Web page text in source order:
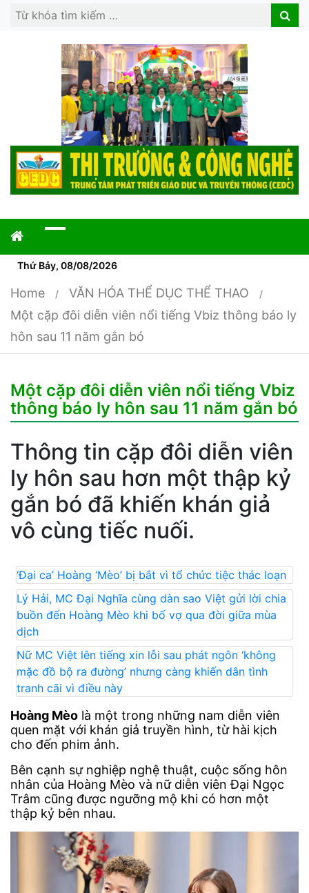
Search
Search
Thứ Bảy, 08/08/2026
Home
VĂN HÓA THỂ DỤC THỂ THAO
Một cặp đôi diễn viên nổi tiếng Vbiz thông báo ly
hôn sau 11 năm gắn bó
Một cặp đôi diễn viên nổi tiếng Vbiz
thông báo ly hôn sau 11 năm gắn bó
Thông tin cặp đôi diễn viên
ly hôn sau hơn một thập kỷ
gắn bó đã khiến khán giả
vô cùng tiếc nuối.
‘Đại ca’ Hoàng ‘Mèo’ bị bắt vì tổ chức tiệc thác loạn
Lý Hải, MC Đại Nghĩa cùng dàn sao Việt gửi lời chia
buồn đến Hoàng Mèo khi bố vợ qua đời giữa mùa
dịch
Nữ MC Việt lên tiếng xin lỗi sau phát ngôn ‘không
mặc đồ bộ ra đường’ nhưng càng khiến dân tình
tranh cãi vì điều này
Hoàng Mèo là một trong những nam diễn viên
quen mặt với khán giả truyền hình, từ hài kịch
cho đến phim ảnh.
Bên cạnh sự nghiệp nghệ thuật, cuộc sống hôn
nhân của Hoàng Mèo và nữ diễn viên Đại Ngọc
Trâm cũng được ngưỡng mộ khi có hơn một
thập kỷ bên nhau.